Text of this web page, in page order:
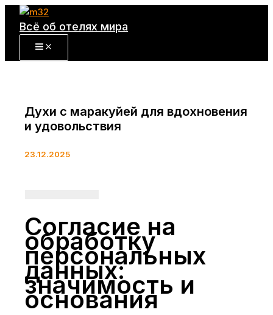
Перейти
содержимому
Всё об отелях мира
Духи с маракуйей для вдохновения
и удовольствия
23.12.2025
Согласие на
обработку
персональных
данных:
значимость и
основания